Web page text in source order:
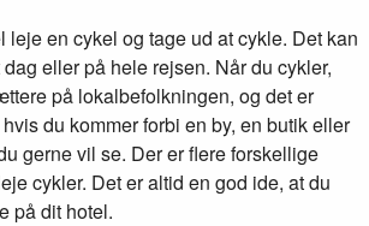
leje en cykel og tage ud at cykle. Det kan
eller på hele rejsen. Når du cykler,
på lokalbefolkningen, og det er
du kommer forbi en by, en butik eller
gerne vil se. Der er flere forskellige
cykler. Det er altid en god ide, at du
på dit hotel.